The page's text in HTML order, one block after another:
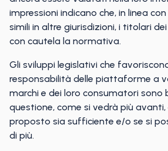
impressioni indicano che, in linea
simili in altre giurisdizioni, i titolari
con cautela la normativa.
Gli sviluppi legislativi che
responsabilità delle piattaforme a
marchi e dei loro consumatori sono
questione, come si vedrà più
proposto sia sufficiente e/o se si
di più.